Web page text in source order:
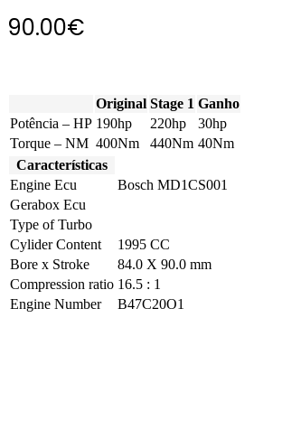
90.00€
Original Stage 1 Ganho
Potência – HP 190hp 220hp
30hp
Torque – NM 400Nm 440Nm 40Nm
Características
Engine Ecu
Bosch MD1CS001
Gerabox Ecu
Type of Turbo
Cylider Content
1995 CC
Bore x Stroke
84.0 X 90.0 mm
Compression ratio 16.5 : 1
Engine Number
B47C20O1